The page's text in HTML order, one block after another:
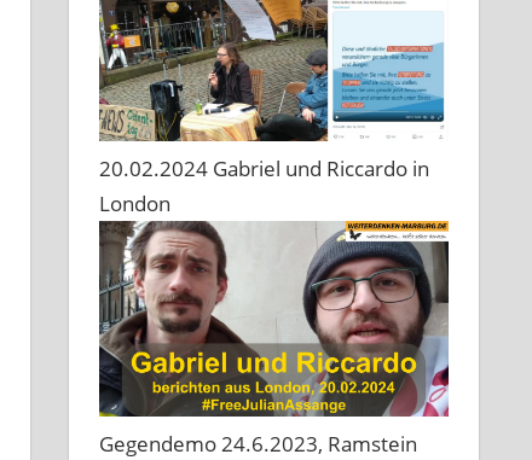
20.02.2024 Gabriel und Riccardo in
London
Gegendemo 24.6.2023, Ramstein